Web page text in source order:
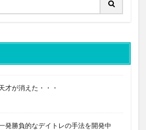
才が消えた・・・
発勝負的なデイトレの手法を開発中